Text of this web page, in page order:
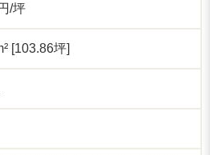
/坪
[103.86坪]